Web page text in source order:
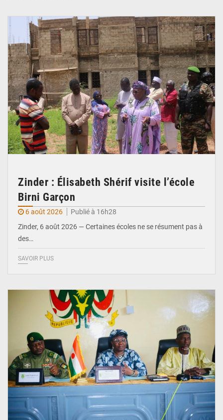
Zinder : Élisabeth Shérif visite l’école
Birni Garçon
6 août 2026
Publié à 16h28
Zinder, 6 août 2026 — Certaines écoles ne se résument pas à
des…
SAVOIR PLUS